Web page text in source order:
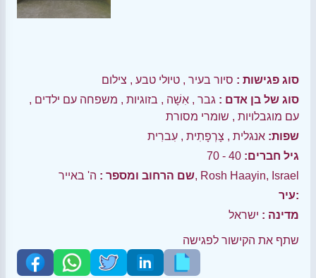
סוג פגישות : סיור בעיר , טיולי טבע , צילום
סוג של בן אדם : גבר , אִשָׁה , בזוגיות , משפחה עם ילדים ,
עם מוגבלויות , שומרי מסורת
שפות: אנגלית , צָרְפָתִית , עִברִית
גיל חברים: 40 - 70
שם הרחוב ומספר :ה' באייר, Rosh Haayin, Israel
עיר:
מדינה : ישראל
שתף את הקישור לפגישה